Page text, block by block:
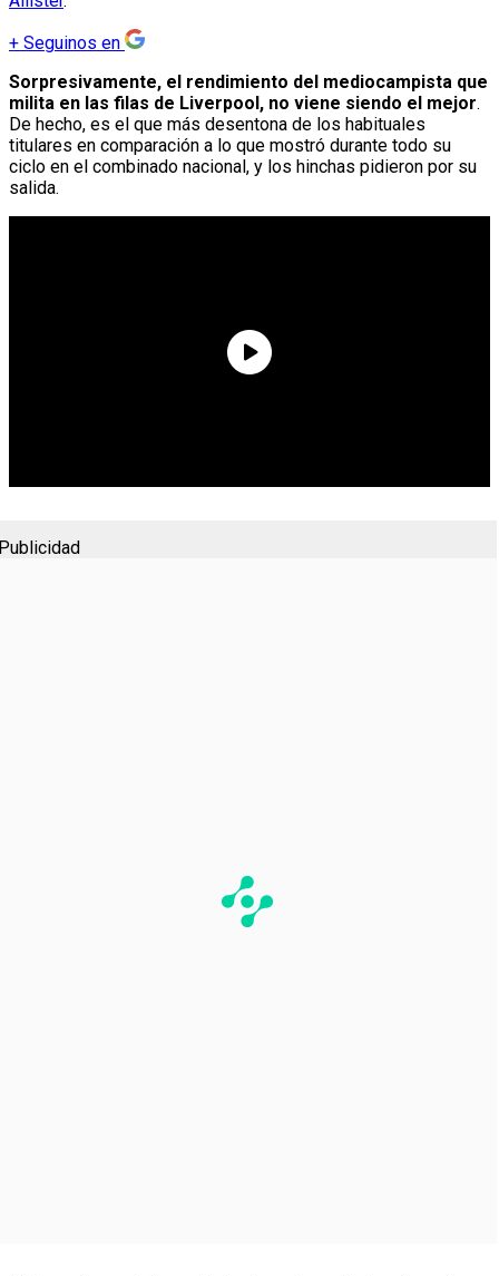
+ Seguinos en
Sorpresivamente, el rendimiento del mediocampista que
milita en las filas de Liverpool, no viene siendo el mejor.
De hecho, es el que más desentona de los habituales
titulares en comparación a lo que mostró durante todo su
ciclo en el combinado nacional, y los hinchas pidieron por su
salida.